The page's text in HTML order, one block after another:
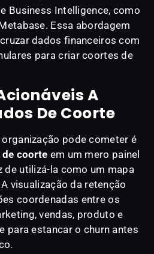
Business Intelligence, como
Essa abordagem
dados financeiros com
para criar coortes de
A
De Coorte
pode cometer é
coorte em um mero painel
de utilizá-la como um mapa
visualização da retenção
coordenadas entre os
vendas, produto e
para estancar o churn antes